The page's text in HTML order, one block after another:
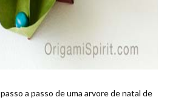
passo a passo de uma arvore de natal de